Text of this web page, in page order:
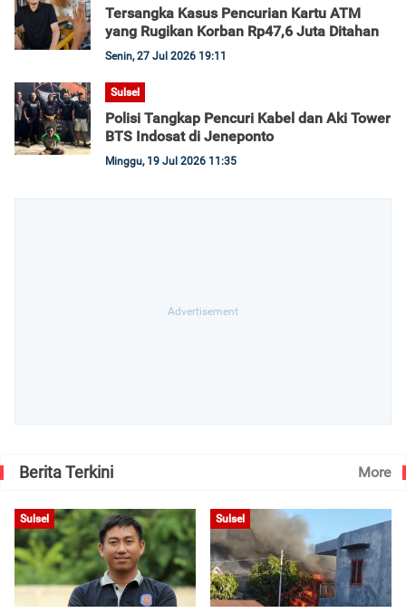
Tersangka Kasus Pencurian Kartu ATM
yang Rugikan Korban Rp47,6 Juta Ditahan
Senin, 27 Jul 2026 19:11
Sulsel
Polisi Tangkap Pencuri Kabel dan Aki Tower
BTS Indosat di Jeneponto
Minggu, 19 Jul 2026 11:35
Berita Terkini More
Sulsel Sulsel